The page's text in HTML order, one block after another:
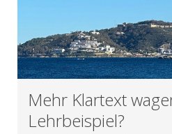
Mehr Klartext
Lehrbeispiel?